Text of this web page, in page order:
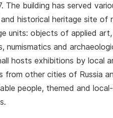
The building has served
historical heritage site of
units: objects of applied
numismatics and
hosts exhibitions by local
from other cities of Russia
people, themed and